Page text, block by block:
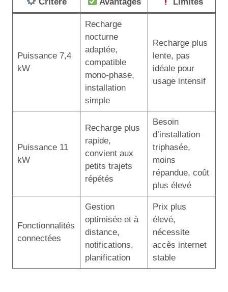
Puissance 7,4
kW
Recharge
nocturne
adaptée,
compatible
mono-phase,
installation
simple
Recharge plus
lente, pas
idéale pour
usage intensif
Puissance 11
kW
Recharge plus
rapide,
convient aux
petits trajets
répétés
Besoin
d’installation
triphasée,
moins
répandue, coût
plus élevé
Fonctionnalités
connectées
Gestion
optimisée et à
distance,
notifications,
planification
Prix plus
élevé,
nécessite
accès internet
stable